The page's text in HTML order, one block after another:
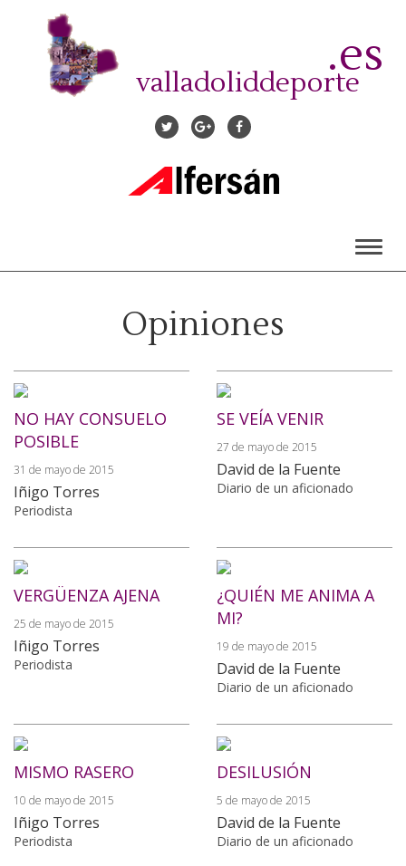
contenido
valladoliddeporte
.es
Opiniones
NO HAY CONSUELO
POSIBLE
31 de mayo de 2015
Iñigo Torres
Periodista
SE VEÍA VENIR
27 de mayo de 2015
David de la Fuente
Diario de un aficionado
VERGÜENZA AJENA
25 de mayo de 2015
Iñigo Torres
Periodista
¿QUIÉN ME ANIMA A
MI?
19 de mayo de 2015
David de la Fuente
Diario de un aficionado
MISMO RASERO
10 de mayo de 2015
Iñigo Torres
Periodista
DESILUSIÓN
5 de mayo de 2015
David de la Fuente
Diario de un aficionado